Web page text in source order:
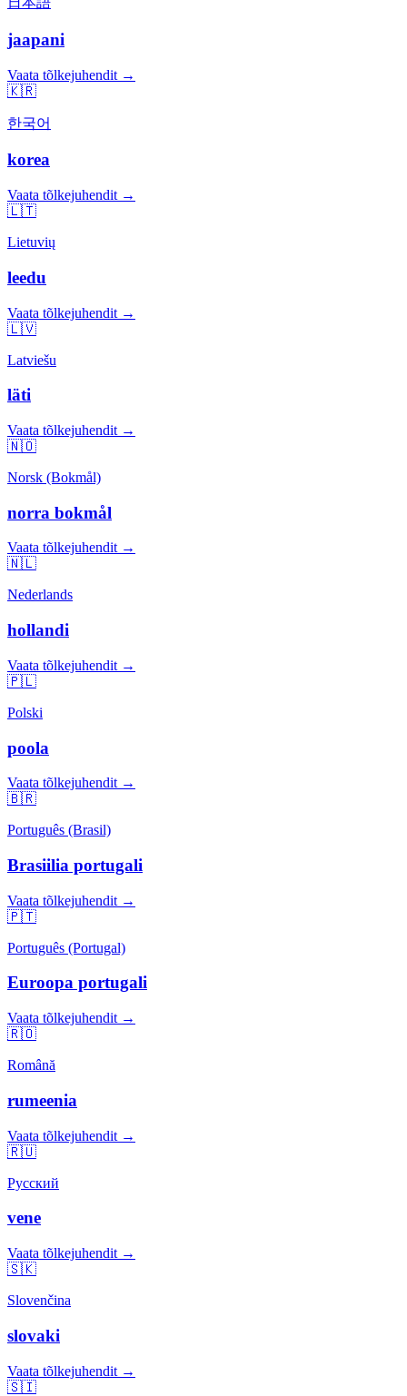
jaapani
Vaata tõlkejuhendit →
🇰🇷
한국어
korea
Vaata tõlkejuhendit →
🇱🇹
Lietuvių
leedu
Vaata tõlkejuhendit →
🇱🇻
Latviešu
läti
Vaata tõlkejuhendit →
🇳🇴
Norsk (Bokmål)
norra bokmål
Vaata tõlkejuhendit →
🇳🇱
Nederlands
hollandi
Vaata tõlkejuhendit →
🇵🇱
Polski
poola
Vaata tõlkejuhendit →
🇧🇷
Português (Brasil)
Brasiilia portugali
Vaata tõlkejuhendit →
🇵🇹
Português (Portugal)
Euroopa portugali
Vaata tõlkejuhendit →
🇷🇴
Română
rumeenia
Vaata tõlkejuhendit →
🇷🇺
Русский
vene
Vaata tõlkejuhendit →
🇸🇰
Slovenčina
slovaki
Vaata tõlkejuhendit →
🇸🇮